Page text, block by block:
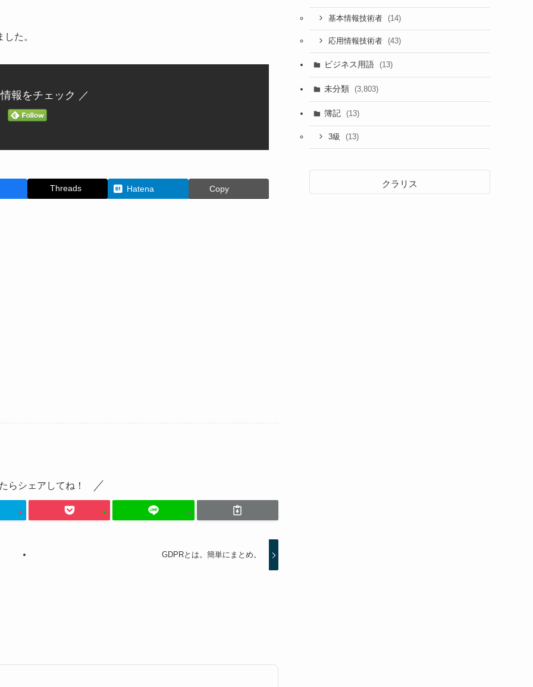
た。
報をチェック ／
Threads Hatena Copy
らシェアしてね！
GDPRとは。簡単にまとめ。
基本情報技術者 (14)
応用情報技術者 (43)
ビジネス用語 (13)
未分類 (3,803)
簿記 (13)
3級 (13)
クラリス